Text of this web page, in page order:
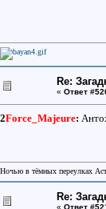
Re:
« Ответ
2Force_Majeure:
Ночью в тёмных переулках
Re:
« Ответ